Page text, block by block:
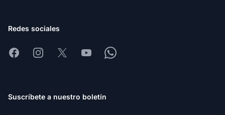
Redes sociales
FacebookInstagram
X YoutubeWhatsapp
Suscríbete a nuestro boletín